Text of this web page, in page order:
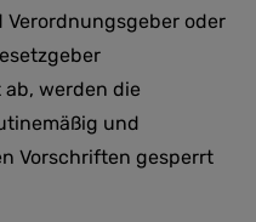
oder
werden die
und
Vorschriften gesperrt